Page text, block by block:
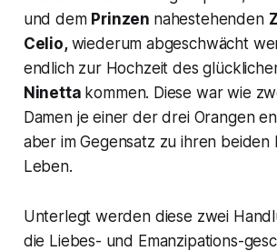
und dem Prinzen nahestehenden
Celio, wiederum abgeschwächt
endlich zur Hochzeit des
Ninetta kommen. Diese war wie
Damen je einer der drei Orangen
aber im Gegensatz zu ihren beiden
Leben.
Unterlegt werden diese zwei
die Liebes- und Emanzipations-